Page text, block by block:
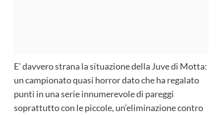
E’ davvero strana la situazione della Juve di Motta:
un campionato quasi horror dato che ha regalato
punti in una serie innumerevole di pareggi
soprattutto con le piccole, un’eliminazione contro